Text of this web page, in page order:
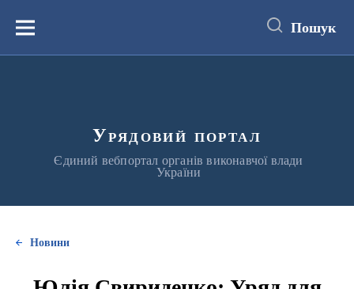
вмістуМеню Пошук
Урядовий портал
Єдиний вебпортал органів виконавчої влади
України
Новини